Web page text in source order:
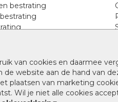
van cookies en daarmee
website aan de hand van
plaatsen van marketing
Wil je niet alle cookies
bestrating
bestrating